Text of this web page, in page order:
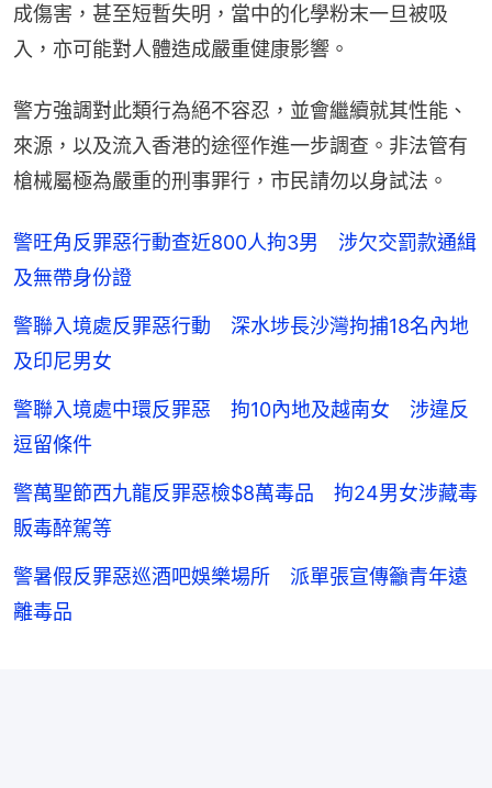
成傷害，甚至短暫失明，當中的化學粉末一旦被吸
入，亦可能對人體造成嚴重健康影響。
警方強調對此類行為絕不容忍，並會繼續就其性能、
來源，以及流入香港的途徑作進一步調查。非法管有
槍械屬極為嚴重的刑事罪行，市民請勿以身試法。
警旺角反罪惡行動查近800人拘3男 涉欠交罰款通緝
及無帶身份證
警聯入境處反罪惡行動 深水埗長沙灣拘捕18名內地
及印尼男女
警聯入境處中環反罪惡 拘10內地及越南女 涉違反
逗留條件
警萬聖節西九龍反罪惡檢$8萬毒品 拘24男女涉藏毒
販毒醉駕等
警暑假反罪惡巡酒吧娛樂場所 派單張宣傳籲青年遠
離毒品